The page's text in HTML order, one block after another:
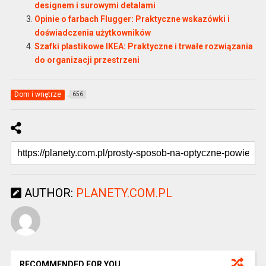
designem i surowymi detalami
Opinie o farbach Flugger: Praktyczne wskazówki i
doświadczenia użytkowników
Szafki plastikowe IKEA: Praktyczne i trwałe rozwiązania
do organizacji przestrzeni
Dom i wnętrze 656
AUTHOR: PLANETY.COM.PL
RECOMMENDED FOR YOU